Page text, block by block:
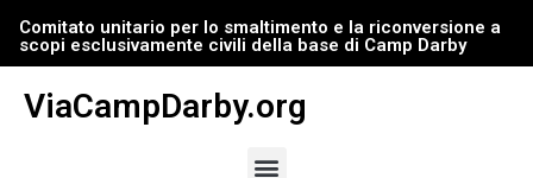
Vai
al
contenuto
Comitato unitario per lo smaltimento e la riconversione a
scopi esclusivamente civili della base di Camp Darby
ViaCampDarby.org